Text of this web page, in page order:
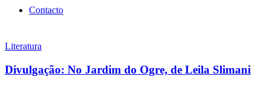
Contacto
Literatura
Divulgação: No Jardim do Ogre, de Leila Slimani